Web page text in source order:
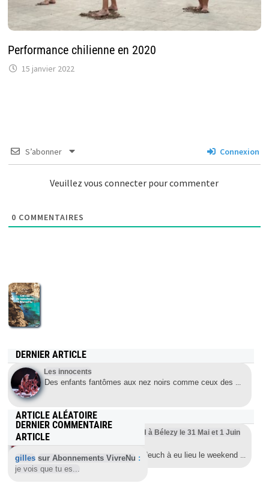
Performance chilienne en 2020
15 janvier 2022
S’abonner Connexion
Veuillez vous connecter pour commenter
0 COMMENTAIRES
DERNIER ARTICLE
Les innocents
Des enfants fantômes aux nez noirs comme ceux des ...
ARTICLE ALÉATOIRE
2ème Edition de NATUDEUCH à Bélezy le 31 Mai et 1 Juin
2008
La deuxième édition de Natudeuch à eu lieu le weekend ...
DERNIER COMMENTAIRE
ARTICLE
gilles sur Abonnements VivreNu :
je vois que tu es...